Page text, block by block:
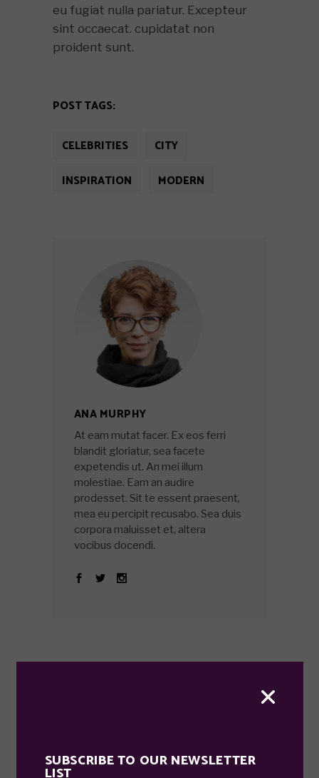
SUBSCRIBE TO OUR NEWSLETTER
LIST
eu fugiat nulla pariatur. Excepteur
sint occaecat. cupidatat non
proident sunt.
POST TAGS:
CELEBRITIES
CITY
INSPIRATION
MODERN
ANA MURPHY
At eam mutat facer. Ex eos ferri
blandit gloriatur, sea facete
expetendis ut. An mei illum
molestiae. Eam an audire
prodesset. Sit te essent praesent,
mea eu percipit recusabo. Sea duis
corpora maluisset et, altera
vocibus docendi.